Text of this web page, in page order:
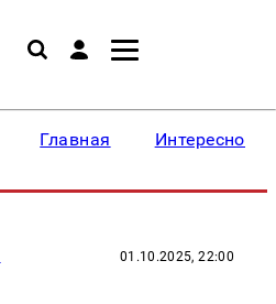
Главная Интересное
01.10.2025, 22:00